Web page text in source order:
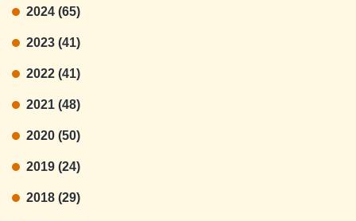
2024 (65)
2023 (41)
2022 (41)
2021 (48)
2020 (50)
2019 (24)
2018 (29)